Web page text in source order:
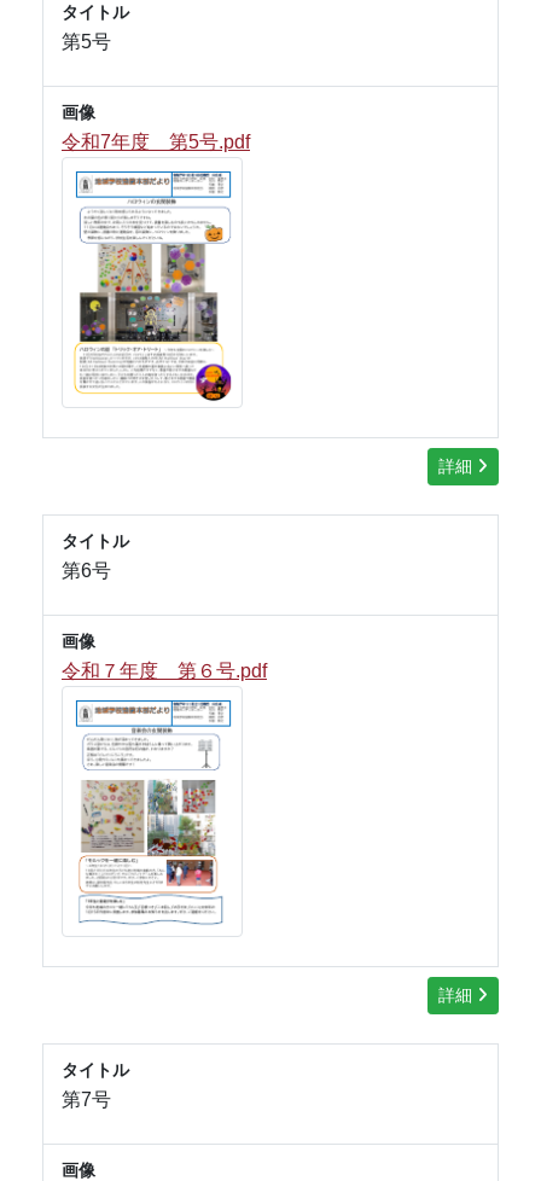
タイトル
第5号
画像
令和7年度 第5号.pdf
詳細
タイトル
第6号
画像
令和７年度 第６号.pdf
詳細
タイトル
第7号
画像